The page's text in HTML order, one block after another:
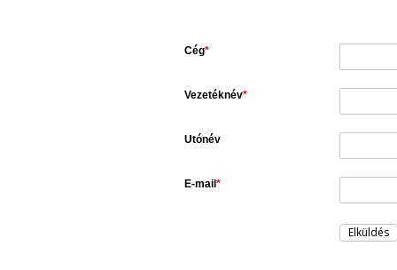
Cég*
Vezetéknév*
Utónév
E-mail *